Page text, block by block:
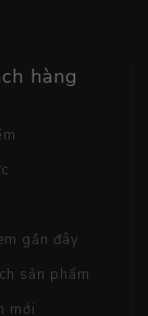
hàng
gần đây
sản phẩm
mới